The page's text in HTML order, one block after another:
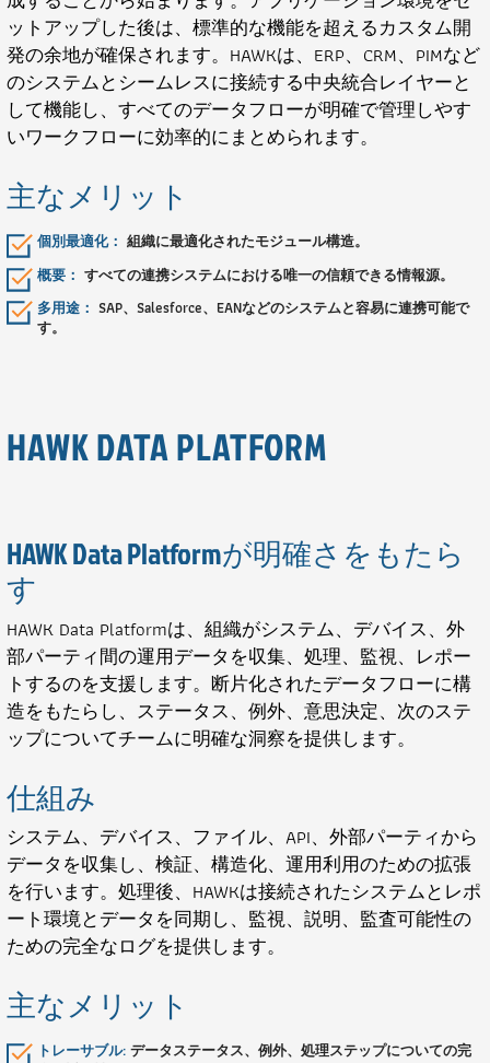
ットアップした後は、標準的な機能を超えるカスタム開
発の余地が確保されます。HAWKは、ERP、CRM、PIMなど
のシステムとシームレスに接続する中央統合レイヤーと
して機能し、すべてのデータフローが明確で管理しやす
いワークフローに効率的にまとめられます。
主なメリット
個別最適化： 組織に最適化されたモジュール構造。
概要： すべての連携システムにおける唯一の信頼できる情報源。
多用途： SAP、Salesforce、EANなどのシステムと容易に連携可能で
す。
HAWK DATA PLATFORM
HAWK Data Platformが明確さをもたら
す
HAWK Data Platformは、組織がシステム、デバイス、外
部パーティ間の運用データを収集、処理、監視、レポー
トするのを支援します。断片化されたデータフローに構
造をもたらし、ステータス、例外、意思決定、次のステ
ップについてチームに明確な洞察を提供します。
仕組み
システム、デバイス、ファイル、API、外部パーティから
データを収集し、検証、構造化、運用利用のための拡張
を行います。処理後、HAWKは接続されたシステムとレポ
ート環境とデータを同期し、監視、説明、監査可能性の
ための完全なログを提供します。
主なメリット
トレーサブル: データステータス、例外、処理ステップについての完